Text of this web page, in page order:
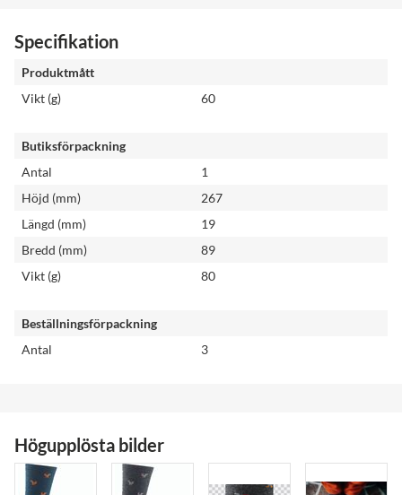
Specifikation
Produktmått
Vikt (g)
60
Butiksförpackning
Antal
1
Höjd (mm)
267
Längd (mm)
19
Bredd (mm)
89
Vikt (g)
80
Beställningsförpackning
Antal
3
Högupplösta bilder